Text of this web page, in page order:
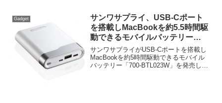
Gadget
サンワサプライ、USB-Cポート
を搭載しMacBookを約5.5時間駆
動できるモバイルバッテリー
「700-BTL023W」を発売。
サンワサプライがUSB-Cポートを搭載し
MacBookを約5時間駆動できるモバイル
バッテリー「700-BTL023W」を発売した